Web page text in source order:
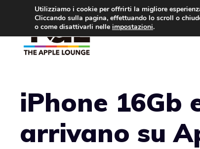
contenuto
iPhone 16Gb
arrivano su
Utilizziamo i cookie per offrirti la migliore
Cliccando sulla pagina, effettuando lo scroll o
o come disattivarli nelle impostazioni.